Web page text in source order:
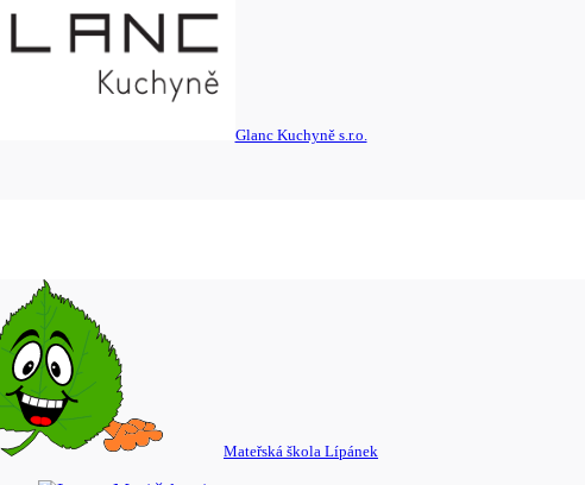
Glanc Kuchyně s.r.o.
Mateřská škola Lípánek